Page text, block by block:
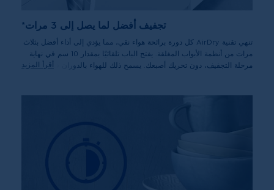
تجفيف أفضل لما يصل إلى 3 مرات*
تنهي تقنية AirDry كل دورة برائحة هواء نقي، مما يؤدي إلى أداء أفضل بثلاث
مرات من أنظمة الأبواب المغلقة. يفتح الباب تلقائيًا بمقدار 10 سم في نهاية
مرحلة التجفيف، دون تحريك أصبعك. يسمح ذلك للهواء بالدوران في الداخل،
أقرأ المزيد